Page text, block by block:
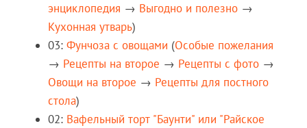
энциклопедия → Выгодно и полезно →
Кухонная утварь)
03: Фунчоза с овощами (Особые пожелания
→ Рецепты на второе → Рецепты c фото →
Овощи на второе → Рецепты для постного
стола)
02: Вафельный торт "Баунти" или "Райское